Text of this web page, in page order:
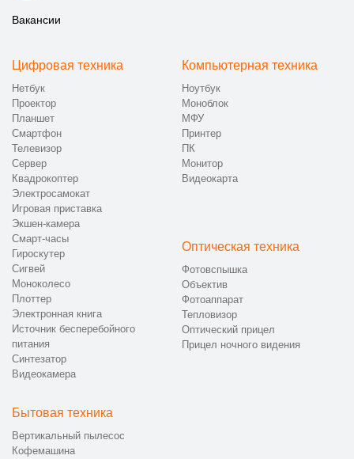
Вакансии
Цифровая техника
Нетбук
Проектор
Планшет
Смартфон
Телевизор
Сервер
Квадрокоптер
Электросамокат
Игровая приставка
Экшен-камера
Смарт-часы
Гироскутер
Сигвей
Моноколесо
Плоттер
Электронная книга
Источник бесперебойного
питания
Синтезатор
Видеокамера
Компьютерная техника
Ноутбук
Моноблок
МФУ
Принтер
ПК
Монитор
Видеокарта
Оптическая техника
Фотовспышка
Объектив
Фотоаппарат
Тепловизор
Оптический прицел
Прицел ночного видения
Бытовая техника
Вертикальный пылесос
Кофемашина